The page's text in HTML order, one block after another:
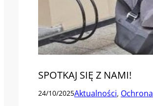
SPOTKAJ SIĘ Z NAMI!
24/10/2025Aktualności, Ochrona